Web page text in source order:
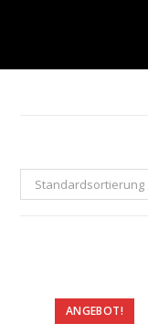
Standardsortierung
ANGEBOT!